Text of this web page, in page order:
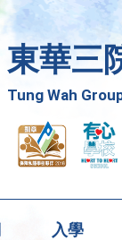
東華三
Tung Wah
入學